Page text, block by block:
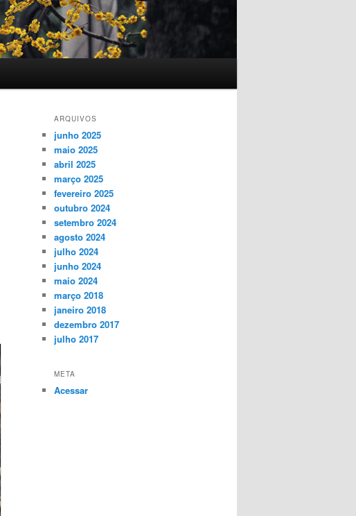
ARQUIVOS
junho 2025
maio 2025
abril 2025
março 2025
fevereiro 2025
outubro 2024
setembro 2024
agosto 2024
julho 2024
junho 2024
maio 2024
março 2018
janeiro 2018
dezembro 2017
julho 2017
META
Acessar